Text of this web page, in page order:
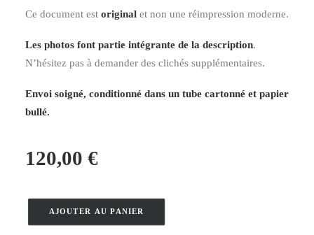
Ce document est original et non une réimpression moderne.
Les photos font partie intégrante de la description.
N’hésitez pas à demander des clichés supplémentaires.
Envoi soigné, conditionné dans un tube cartonné et papier
bullé.
120,00 €
AJOUTER AU PANIER